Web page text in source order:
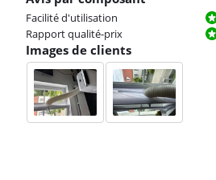
Facilité d'utilisation
La note est 8,0 sur 10.
Rapport qualité-prix
La note est 6,0 sur 10.
Images de clients